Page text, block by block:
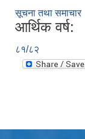
सूचना तथा समाचार
आर्थिक वर्ष:
८१/८२